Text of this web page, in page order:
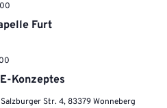
Furt
Konzeptes
Salzburger Str. 4, 83379 Wonneberg